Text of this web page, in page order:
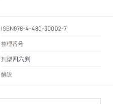
ISBN978-4-480-30002-7
整理番号
判型四六判
解説